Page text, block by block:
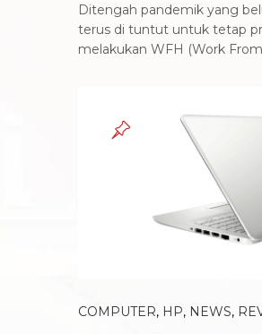
Ditengah pandemik yang
terus di tuntut untuk tetap
melakukan WFH (Work From
COMPUTER, HP, NEWS,